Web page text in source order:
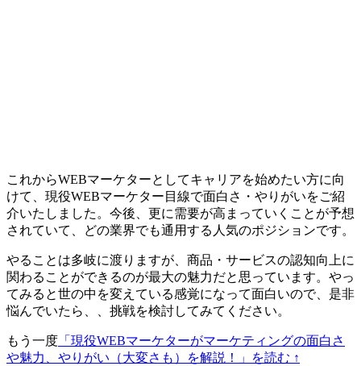
これからWEBマーケターとしてキャリアを始めたい方に向
けて、現役WEBマーケター目線で面白さ・やりがいをご紹
介いたしました。今後、更に需要が高まっていくことが予想
されていて、どの業界でも通用する人気のポジションです。
やることは多岐に渡りますが、 商品・サービスの認知向上に
関わることができるのが最大の魅力だと思っています。やっ
てみると世の中を変えている感覚になって面白いので、是非
悩んでいたら、、挑戦を検討してみてください。
もう一度 「現役WEBマーケターがマーケティングの面白さ
や魅力、やりがい（大変さも）を解説！」を読む ↑